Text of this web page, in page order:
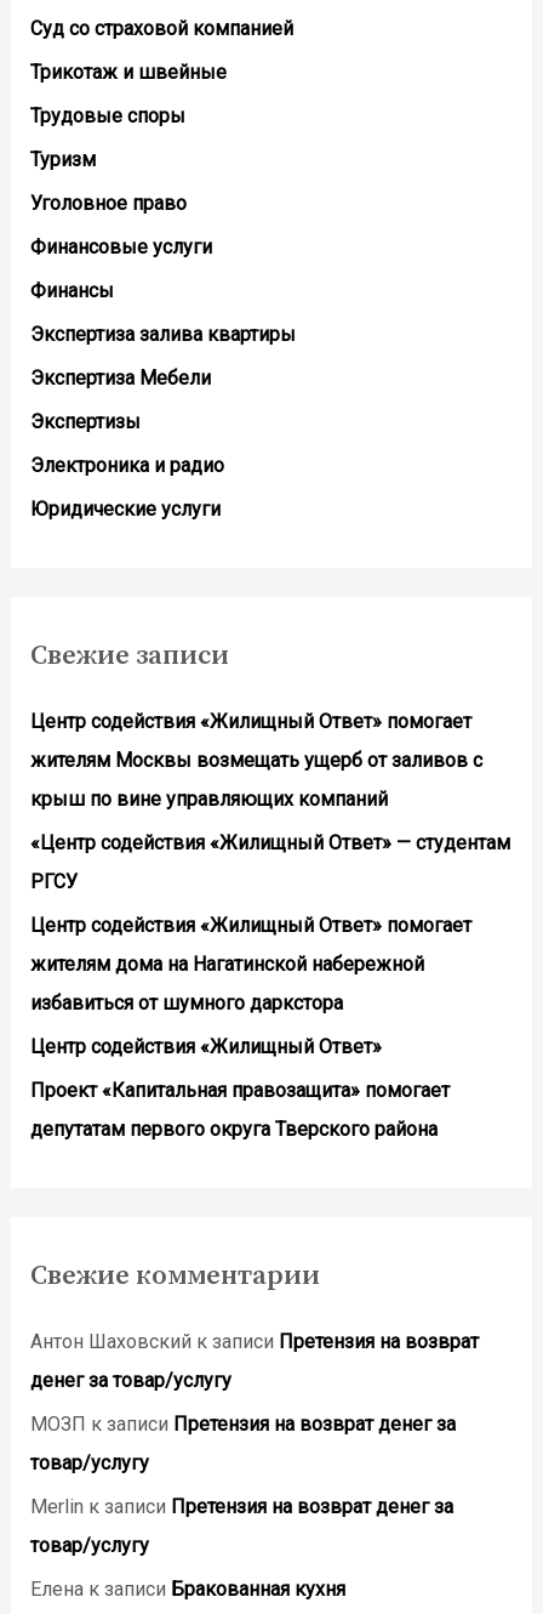
Суд со страховой компанией
Трикотаж и швейные
Трудовые споры
Туризм
Уголовное право
Финансовые услуги
Финансы
Экспертиза залива квартиры
Экспертиза Мебели
Экспертизы
Электроника и радио
Юридические услуги
Свежие записи
Центр содействия «Жилищный Ответ» помогает
жителям Москвы возмещать ущерб от заливов с
крыш по вине управляющих компаний
«Центр содействия «Жилищный Ответ» — студентам
РГСУ
Центр содействия «Жилищный Ответ» помогает
жителям дома на Нагатинской набережной
избавиться от шумного даркстора
Центр содействия «Жилищный Ответ»
Проект «Капитальная правозащита» помогает
депутатам первого округа Тверского района
Свежие комментарии
Антон Шаховский к записи Претензия на возврат
денег за товар/услугу
МОЗП к записи Претензия на возврат денег за
товар/услугу
Merlin к записи Претензия на возврат денег за
товар/услугу
Еленак записи Бракованная кухня